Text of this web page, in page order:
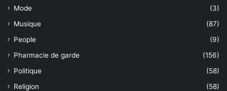
Mode
(3)
Musique
(87)
People
(9)
Pharmacie de garde
(156)
Politique
(58)
Religion
(58)